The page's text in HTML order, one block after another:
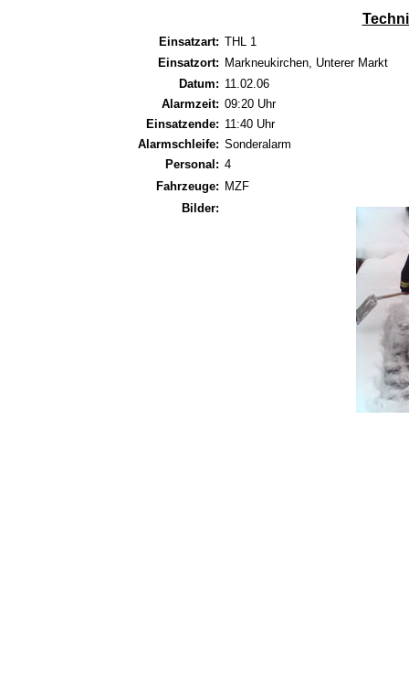
Einsatzart: THL 1
Einsatzort: Markneukirchen, Unterer Markt
Datum: 11.02.06
Alarmzeit: 09:20 Uhr
Einsatzende: 11:40 Uhr
Alarmschleife: Sonderalarm
Personal: 4
Fahrzeuge: MZF
Bilder: